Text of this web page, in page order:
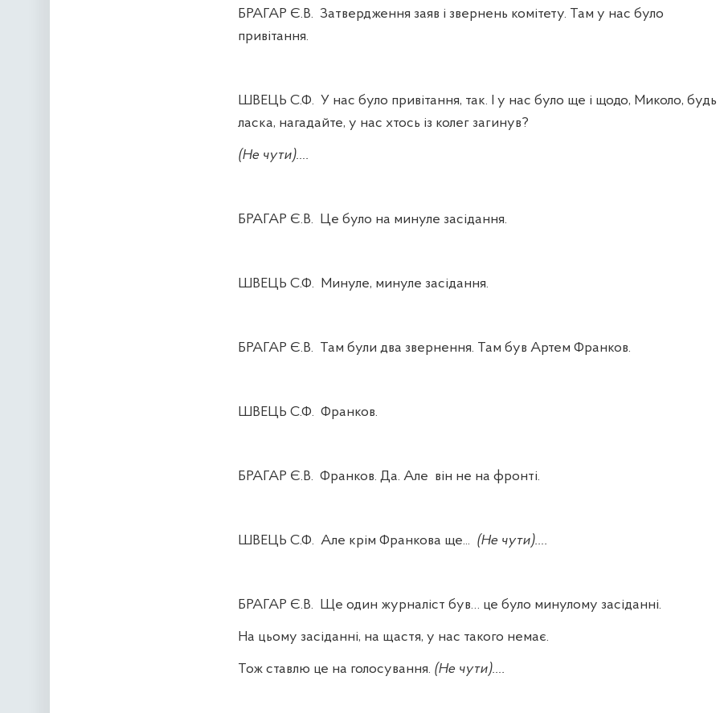
БРАГАР Є.В. Затвердження заяв і звернень комітету. Там у нас було
привітання.
ШВЕЦЬ С.Ф. У нас було привітання, так. І у нас було ще і щодо, Миколо, будь
ласка, нагадайте, у нас хтось із колег загинув?
(Не чути)….
БРАГАР Є.В. Це було на минуле засідання.
ШВЕЦЬ С.Ф. Минуле, минуле засідання.
БРАГАР Є.В. Там були два звернення. Там був Артем Франков.
ШВЕЦЬ С.Ф. Франков.
БРАГАР Є.В. Франков. Да. Але він не на фронті.
ШВЕЦЬ С.Ф. Але крім Франкова ще... (Не чути)….
БРАГАР Є.В. Ще один журналіст був… це було минулому засіданні.
На цьому засіданні, на щастя, у нас такого немає.
Тож ставлю це на голосування. (Не чути)….